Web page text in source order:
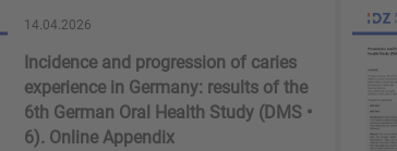
14.04.2026
Incidence and progression of caries
experience in Germany: results of the
6th German Oral Health Study (DMS •
6). Online Appendix